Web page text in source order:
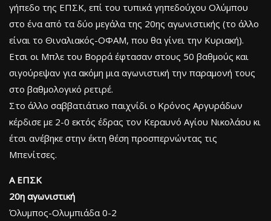
γήπεδο της ΕΠΣΚ, επί του τυπικά γηπεδούχου Ολύμπου
στο ένα από τα δύο μεγάλα της 20ης αγωνιστικής (το άλλο
είναι το Θιναλιακός-ΟΦΑΜ, που θα γίνει την Κυριακή).
Ετσι οι Μπλε του Βορρά έφτασαν στους 50 βαθμούς και
σιγούρεψαν για ακόμη μια αγωνιστική την παραμονή τους
στο βαθμολογικό ρετιρέ.
Στο άλλο σαββατιάτικο παιχνίδι ο Κρόνος Αργυράδων
κέρδισε με 2-0 εκτός έδρας τον Κεραυνό Αγίου Νικολάου κι
έτσι ανέβηκε στην έκτη θέση προσπερνώντας τις
Μπενίτσες.
Α ΕΠΣΚ
20η αγωνιστική
Όλυμπος-Ολυμπιάδα 0-2